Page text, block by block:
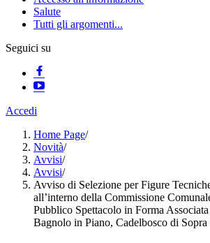
Salute
Tutti gli argomenti...
Seguici su
Accedi
Home Page/
Novità/
Avvisi/
Avvisi/
Avviso di Selezione per Figure
all’interno della Commissione
Pubblico Spettacolo in Forma
Bagnolo in Piano, Cadelbosco di